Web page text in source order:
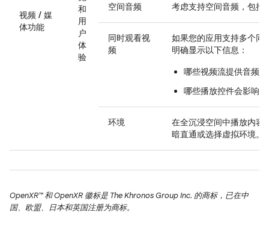
视频 / 媒
体功能
和
用
户
体
验
空间音频 考虑支持空间音频，包括
同时观看视
频
如果您的应用支持多个同
明确显示以下信息：
哪些视频流提供音频
哪些播放控件会影响
环境
在全沉浸空间中播放内容
暗直通或选择虚拟环境。
OpenXR™ 和 OpenXR 徽标是 The Khronos Group Inc. 的商标，已在中
国、欧盟、日本和英国注册为商标。